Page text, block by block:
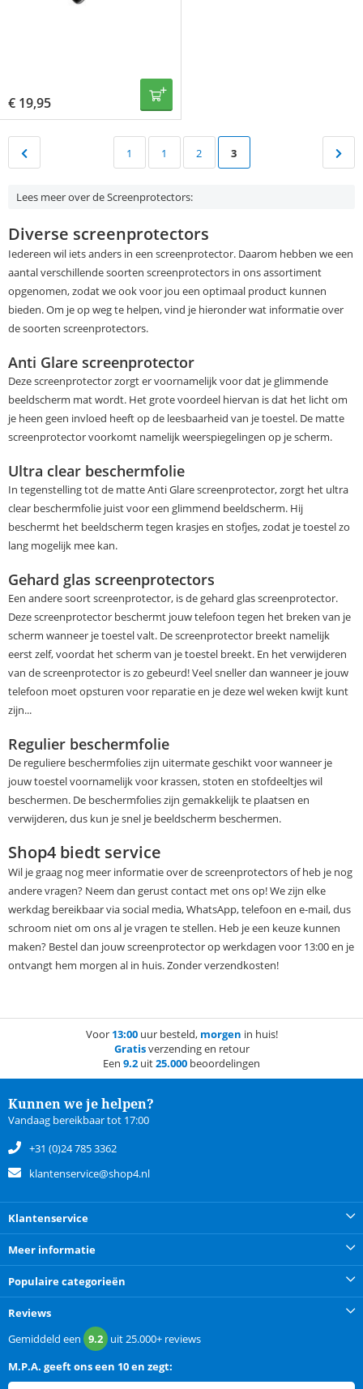
€ 19,95
1 1 2 3
Lees meer over de Screenprotectors:
Diverse screenprotectors
Iedereen wil iets anders in een screenprotector. Daarom hebben we een
aantal verschillende soorten screenprotectors in ons assortiment
opgenomen, zodat we ook voor jou een optimaal product kunnen
bieden. Om je op weg te helpen, vind je hieronder wat informatie over
de soorten screenprotectors.
Anti Glare screenprotector
Deze screenprotector zorgt er voornamelijk voor dat je glimmende
beeldscherm mat wordt. Het grote voordeel hiervan is dat het licht om
je heen geen invloed heeft op de leesbaarheid van je toestel. De matte
screenprotector voorkomt namelijk weerspiegelingen op je scherm.
Ultra clear beschermfolie
In tegenstelling tot de matte Anti Glare screenprotector, zorgt het ultra
clear beschermfolie juist voor een glimmend beeldscherm. Hij
beschermt het beeldscherm tegen krasjes en stofjes, zodat je toestel zo
lang mogelijk mee kan.
Gehard glas screenprotectors
Een andere soort screenprotector, is de gehard glas screenprotector.
Deze screenprotector beschermt jouw telefoon tegen het breken van je
scherm wanneer je toestel valt. De screenprotector breekt namelijk
eerst zelf, voordat het scherm van je toestel breekt. En het verwijderen
van de screenprotector is zo gebeurd! Veel sneller dan wanneer je jouw
telefoon moet opsturen voor reparatie en je deze wel weken kwijt kunt
zijn...
Regulier beschermfolie
De reguliere beschermfolies zijn uitermate geschikt voor wanneer je
jouw toestel voornamelijk voor krassen, stoten en stofdeeltjes wil
beschermen. De beschermfolies zijn gemakkelijk te plaatsen en
verwijderen, dus kun je snel je beeldscherm beschermen.
Shop4 biedt service
Wil je graag nog meer informatie over de screenprotectors of heb je nog
andere vragen? Neem dan gerust contact met ons op! We zijn elke
werkdag bereikbaar via social media, WhatsApp, telefoon en e-mail, dus
schroom niet om ons al je vragen te stellen. Heb je een keuze kunnen
maken? Bestel dan jouw screenprotector op werkdagen voor 13:00 en je
ontvangt hem morgen al in huis. Zonder verzendkosten!
Voor 13:00uur besteld, morgen in huis!
Gratisverzending en retour
Een 9.2 uit25.000 beoordelingen
Kunnen we je helpen?
Vandaag bereikbaar tot 17:00
+31 (0)24 785 3362
klantenservice@shop4.nl
Klantenservice
Meer informatie
Populaire categorieën
Reviews
Gemiddeld een 9.2 uit25.000+ reviews
M.P.A. geeft ons een 10 en zegt: